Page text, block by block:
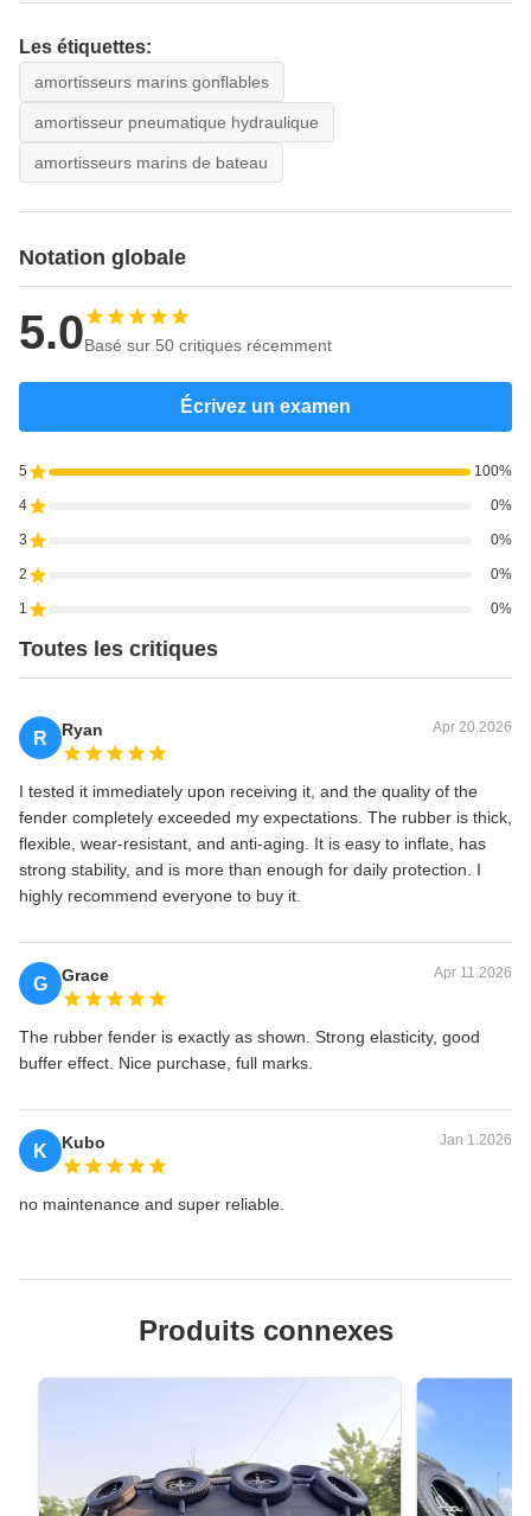
Les étiquettes:
amortisseurs marins gonflables
amortisseur pneumatique hydraulique
amortisseurs marins de bateau
Notation globale
5.0Basé sur 50 critiques récemment
Écrivez un examen
5 100%
4 0%
3 0%
2 0%
1 0%
Toutes les critiques
R Ryan Apr 20.2026
I tested it immediately upon receiving it, and the quality of the
fender completely exceeded my expectations. The rubber is thick,
flexible, wear-resistant, and anti-aging. It is easy to inflate, has
strong stability, and is more than enough for daily protection. I
highly recommend everyone to buy it.
G Grace Apr 11.2026
The rubber fender is exactly as shown. Strong elasticity, good
buffer effect. Nice purchase, full marks.
K Kubo Jan 1.2026
no maintenance and super reliable.
Produits connexes